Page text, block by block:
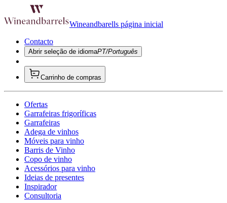
Wineandbarells página inicial
Contacto
Abrir seleção de idiomaPT/Português
Carrinho de compras
Ofertas
Garrafeiras frigoríficas
Garrafeiras
Adega de vinhos
Móveis para vinho
Barris de Vinho
Copo de vinho
Acessórios para vinho
Ideias de presentes
Inspirador
Consultoria